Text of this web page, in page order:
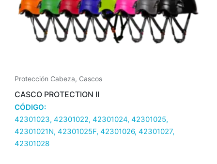
Protección Cabeza, Cascos
CASCO PROTECTION II
CÓDIGO:
42301023, 42301022, 42301024, 42301025,
42301021N, 42301025F, 42301026, 42301027,
42301028